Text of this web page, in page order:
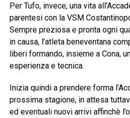
Per Tufo, invece, una vita
parentesi con la VSM
Sempre preziosa e pronta ogni
in causa, l’atleta beneventana
liberi formando, insieme a Cona,
esperienza e tecnica.
Inizia quindi a prendere forma
prossima stagione, in attesa
ed eventuali nuovi arrivi affinchè